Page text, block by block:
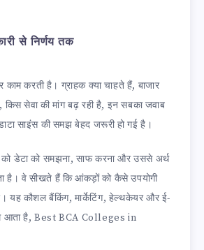
से निर्णय तक
करती है। ग्राहक क्या चाहते हैं, बाजार
किस सेवा की मांग बढ़ रही है, इन सबका जवाब
साइंस की समझ बेहद जरूरी हो गई है।
को डेटा को समझना, साफ करना और उससे अर्थ
है। वे सीखते हैं कि आंकड़ों को कैसे उपयोगी
यह कौशल बैंकिंग, मार्केटिंग, हेल्थकेयर और ई-
आता है, Best BCA Colleges in